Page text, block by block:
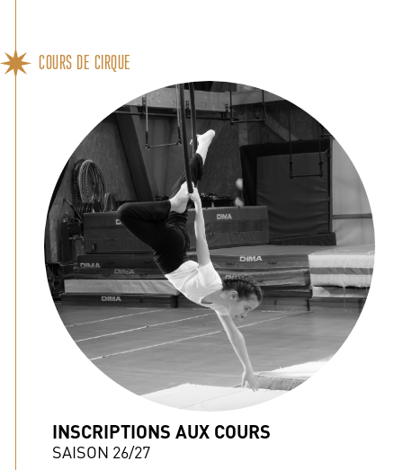
COURS DE CIRQUE
INSCRIPTIONS AUX COURS
SAISON 26/27